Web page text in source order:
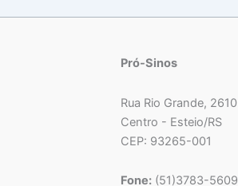
Pró-Sinos
Rua Rio Grande, 2610
Centro - Esteio/RS
CEP: 93265-001
Fone:(51)3783-5609